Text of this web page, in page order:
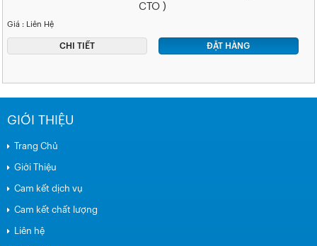
CTO )
Giá : Liên Hệ
CHI TIẾT ĐẶT HÀNG
GIỚI THIỆU
Trang Chủ
Giới Thiệu
Cam kết dịch vụ
Cam kết chất lượng
Liên hệ